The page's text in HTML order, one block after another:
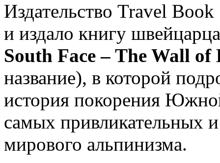
Издательство Travel
и издало книгу
South Face – The Wall of
название), в которой
история покорения
самых привликательных
мирового альпинизма.